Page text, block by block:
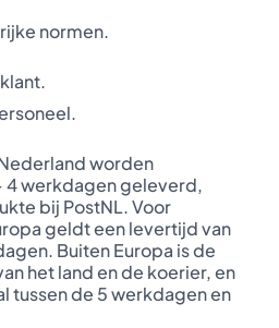
normen.
worden
4 werkdagen geleverd,
bij PostNL. Voor
geldt een levertijd van
Buiten Europa is de
het land en de koerier, en
tussen de 5 werkdagen en